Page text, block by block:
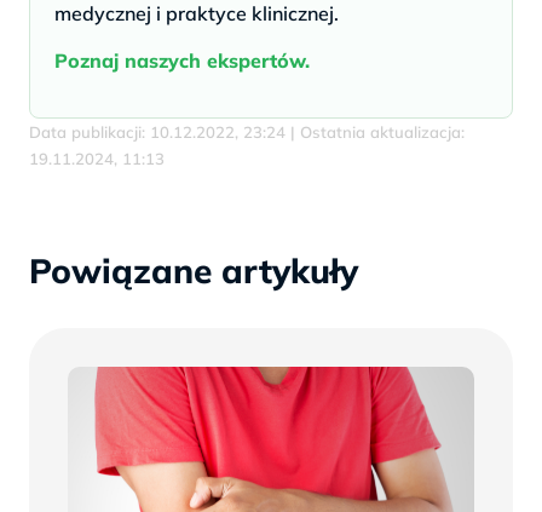
medycznej i praktyce klinicznej.
Poznaj naszych ekspertów.
Data publikacji: 10.12.2022, 23:24 | Ostatnia aktualizacja:
19.11.2024, 11:13
Powiązane artykuły